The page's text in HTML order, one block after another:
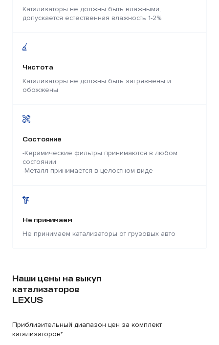
Катализаторы не должны быть влажными,
допускается естественная влажность 1-2%
Чистота
Катализаторы не должны быть загрязнены и
обожжены
Состояние
-Керамические фильтры принимаются в любом
состоянии
-Металл принимается в целостном виде
Не принимаем
Не принимаем катализаторы от грузовых авто
Наши цены на выкуп
катализаторов
LEXUS
Приблизительный диапазон цен за комплект
катализаторов*